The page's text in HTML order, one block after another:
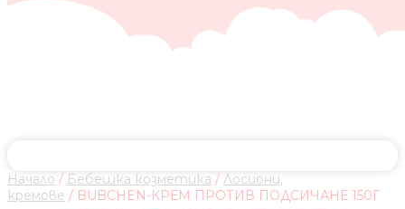
Начало / Бебешка козметика / Лосиони,
кремове / BUBCHEN-КРЕМ ПРОТИВ ПОДСИЧАНЕ 150Г